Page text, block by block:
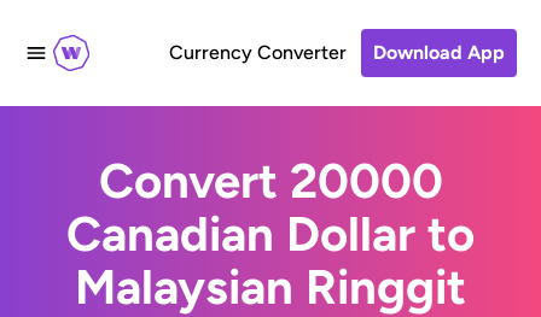
Currency Converter Download App
Convert 20000
Canadian Dollar to
Malaysian Ringgit